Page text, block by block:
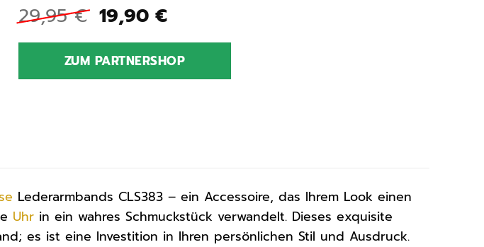
29,95€ Ursprünglicher
Preis
war:
29,95 €
19,90 €Aktueller
ist:
19,90 €.
ZUM PARTNERSHOP
Lederarmbands CLS383 – ein Accessoire, das Ihrem Look einen
Uhr in ein wahres Schmuckstück verwandelt. Dieses exquisite
es ist eine Investition in Ihren persönlichen Stil und Ausdruck.